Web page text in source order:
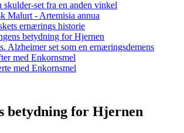
skulder-set fra en anden vinkel
Malurt - Artemisia annua
ernærings historie
betydning for Hjernen
Alzheimer set som en ernæringsdemens
med Enkornsmel
med Enkornsmel
betydning for Hjernen